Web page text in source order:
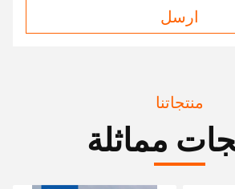
ارسل
منتجاتنا
مماثلة